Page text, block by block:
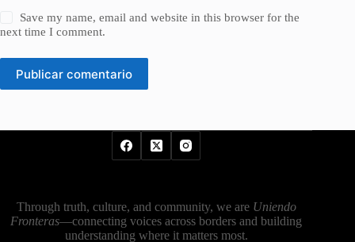
Save my name, email and website in this browser for the
next time I comment.
Publicar comentario
Through truth, culture, and community, we are Uniendo
Fronteras—connecting voices across borders and building
understanding where it matters most.